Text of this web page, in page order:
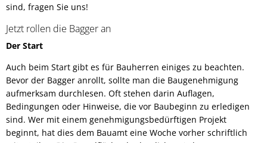
sind, fragen Sie uns!
Jetzt rollen die Bagger an
Der Start
Auch beim Start gibt es für Bauherren einiges zu beachten.
Bevor der Bagger anrollt, sollte man die Baugenehmigung
aufmerksam durchlesen. Oft stehen darin Auflagen,
Bedingungen oder Hinweise, die vor Baubeginn zu erledigen
sind. Wer mit einem genehmigungsbedürftigen Projekt
beginnt, hat dies dem Bauamt eine Woche vorher schriftlich